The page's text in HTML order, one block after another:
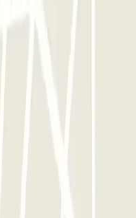
salir una única vez al
de toda la red de
en Parclick.